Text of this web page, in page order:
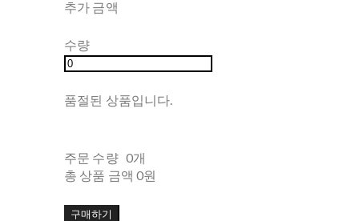
추가 금액
수량
품절된 상품입니다.
주문 수량 0개
총 상품 금액 0원
구매하기